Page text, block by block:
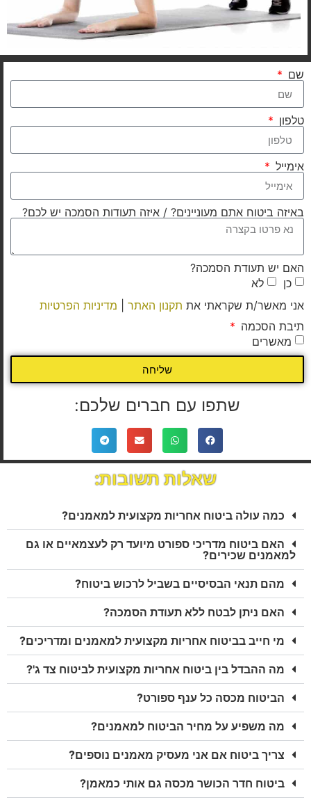
שם
טלפון
אימייל
באיזה ביטוח אתם מעוניינים? / איזה תעודות הסמכה יש לכם?
האם יש תעודת הסמכה?
כן
לא
אני מאשר/ת שקראתי את תקנון האתר
מדיניות הפרטיות
תיבת הסכמה
מאשרים
שליחה
שתפו עם חברים שלכם:
שאלות תשובות:
כמה עולה ביטוח אחריות מקצועית למאמנים?
האם ביטוח מדריכי ספורט מיועד רק לעצמאיים או גם
למאמנים שכירים?
מהם תנאי הבסיסיים בשביל לרכוש ביטוח?
האם ניתן לבטח ללא תעודת הסמכה?
מי חייב בביטוח אחריות מקצועית למאמנים ומדריכים?
מה ההבדל בין ביטוח אחריות מקצועית לביטוח צד ג'?
הביטוח מכסה כל ענף ספורט?
מה משפיע על מחיר הביטוח למאמנים?
צריך ביטוח אם אני מעסיק מאמנים נוספים?
ביטוח חדר הכושר מכסה גם אותי כמאמן?